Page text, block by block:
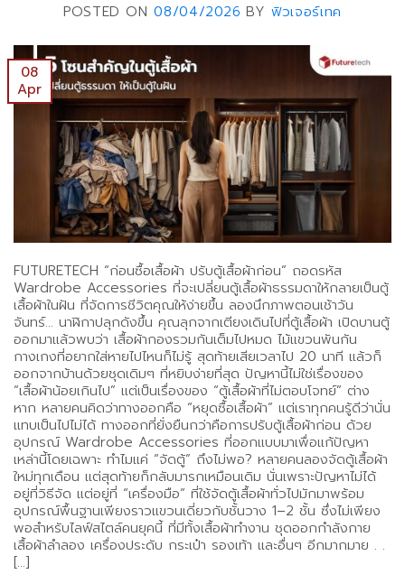
POSTED ON08/04/2026 BYฟิวเจอร์เทค
08
Apr
FUTURETECH “ก่อนซื้อเสื้อผ้า ปรับตู้เสื้อผ้าก่อน” ถอดรหัส
Wardrobe Accessories ที่จะเปลี่ยนตู้เสื้อผ้าธรรมดาให้กลายเป็นตู้
เสื้อผ้าในฝัน ที่จัดการชีวิตคุณให้ง่ายขึ้น ลองนึกภาพตอนเช้าวัน
จันทร์… นาฬิกาปลุกดังขึ้น คุณลุกจากเตียงเดินไปที่ตู้เสื้อผ้า เปิดบานตู้
ออกมาแล้วพบว่า เสื้อผ้ากองรวมกันเต็มไปหมด ไม้แขวนพันกัน
กางเกงที่อยากใส่หายไปไหนก็ไม่รู้ สุดท้ายเสียเวลาไป 20 นาที แล้วก็
ออกจากบ้านด้วยชุดเดิมๆ ที่หยิบง่ายที่สุด ปัญหานี้ไม่ใช่เรื่องของ
“เสื้อผ้าน้อยเกินไป” แต่เป็นเรื่องของ “ตู้เสื้อผ้าที่ไม่ตอบโจทย์” ต่าง
หาก หลายคนคิดว่าทางออกคือ “หยุดซื้อเสื้อผ้า” แต่เราทุกคนรู้ดีว่านั่น
แทบเป็นไปไม่ได้ ทางออกที่ยั่งยืนกว่าคือการปรับตู้เสื้อผ้าก่อน ด้วย
อุปกรณ์ Wardrobe Accessories ที่ออกแบบมาเพื่อแก้ปัญหา
เหล่านี้โดยเฉพาะ ทำไมแค่ “จัดตู้” ถึงไม่พอ? หลายคนลองจัดตู้เสื้อผ้า
ใหม่ทุกเดือน แต่สุดท้ายก็กลับมารกเหมือนเดิม นั่นเพราะปัญหาไม่ได้
อยู่ที่วิธีจัด แต่อยู่ที่ “เครื่องมือ” ที่ใช้จัดตู้เสื้อผ้าทั่วไปมักมาพร้อม
อุปกรณ์พื้นฐานเพียงราวแขวนเดี่ยวกับชั้นวาง 1–2 ชั้น ซึ่งไม่เพียง
พอสำหรับไลฟ์สไตล์คนยุคนี้ ที่มีทั้งเสื้อผ้าทำงาน ชุดออกกำลังกาย
เสื้อผ้าลำลอง เครื่องประดับ กระเป๋า รองเท้า และอื่นๆ อีกมากมาย . .
[…]